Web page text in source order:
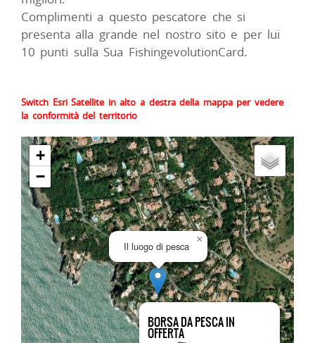
Complimenti a questo pescatore che si
presenta alla grande nel nostro sito e per lui
10 punti sulla Sua FishingevolutionCard.
Switch Esri Satellite in alto a destra della mappa per vedere
la conformità del territorio
BORSA DA PESCA IN
OFFERTA
Il luogo di pesca
×
+
−